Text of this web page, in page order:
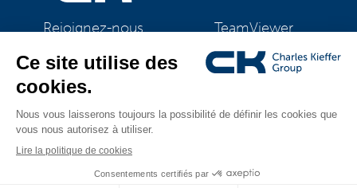
Rejoignez-nous TeamViewer
CK Support Mac / PC
©2026 CK Group
Tous droits réservés|Mentions légales
Politique de cookies|Gestion des cookies